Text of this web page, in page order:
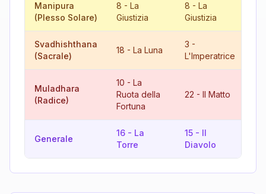
Manipura
(Plesso Solare)
8 - La
Giustizia
8 - La
Giustizia
Svadhishthana
(Sacrale)
18 - La Luna
3 -
L'Imperatrice
Muladhara
(Radice)
10 - La
Ruota della
Fortuna
22 - Il Matto
Generale
16 - La
Torre
15 - Il
Diavolo